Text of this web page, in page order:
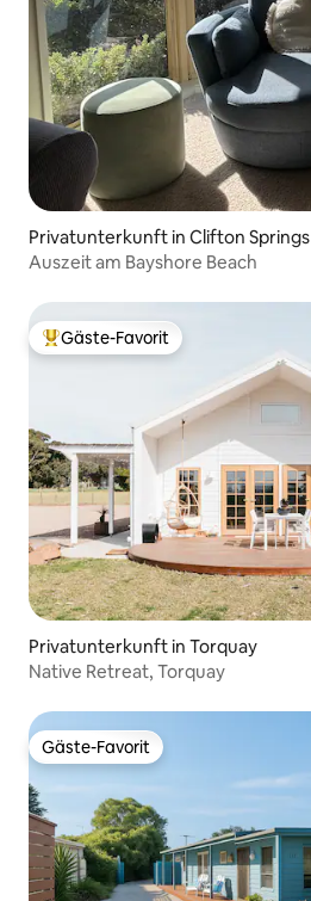
Privatunterkunft in Clifton Springs
Auszeit am Bayshore Beach
Beliebter Gäste-Favorit.
Gäste-Favorit
Privatunterkunft in Torquay
Native Retreat, Torquay
Gäste-Favorit
Gäste-Favorit